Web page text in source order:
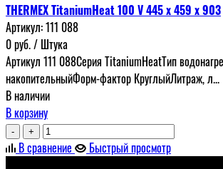
THERMEX TitaniumHeat 100 V 445 х 459 х 903
Артикул:111 088
0руб./ Штука
Артикул 111 088Серия TitaniumHeatТип
накопительныйФорм-фактор КруглыйЛитраж, л...
В наличии
В корзину
- +
В сравнение Быстрый просмотр